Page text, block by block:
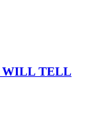
WILL TELL